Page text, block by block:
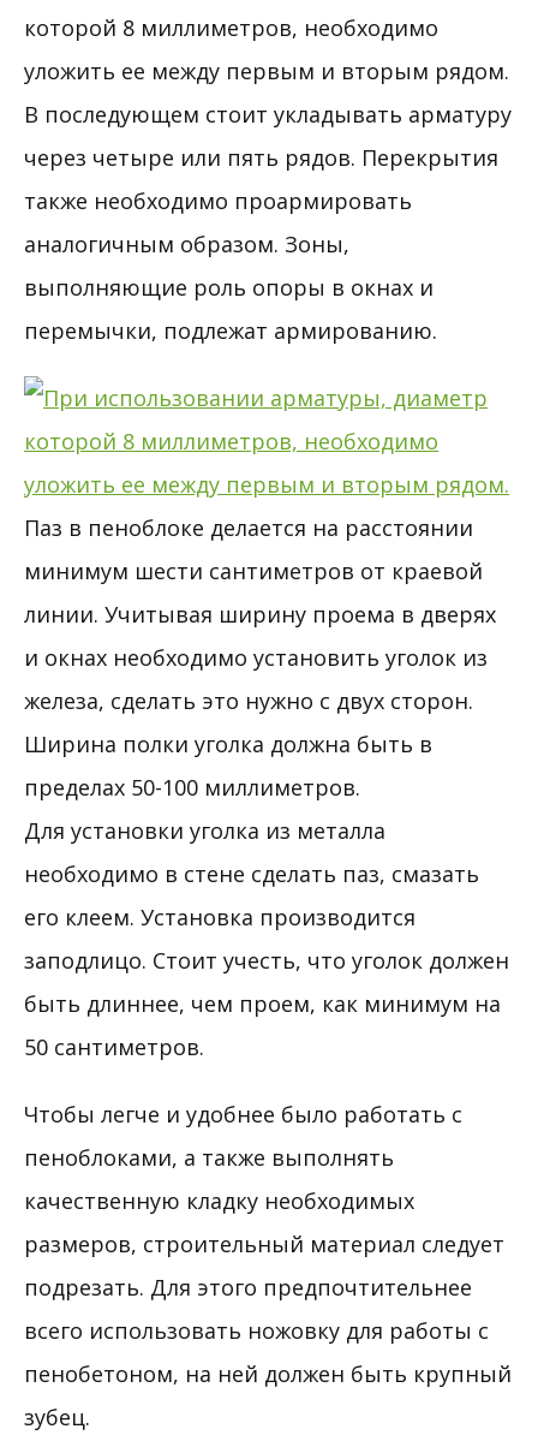
которой 8 миллиметров, необходимо
уложить ее между первым и вторым рядом.
В последующем стоит укладывать арматуру
через четыре или пять рядов. Перекрытия
также необходимо проармировать
аналогичным образом. Зоны,
выполняющие роль опоры в окнах и
перемычки, подлежат армированию.
Паз в пеноблоке делается на расстоянии
минимум шести сантиметров от краевой
линии. Учитывая ширину проема в дверях
и окнах необходимо установить уголок из
железа, сделать это нужно с двух сторон.
Ширина полки уголка должна быть в
пределах 50-100 миллиметров.
Для установки уголка из металла
необходимо в стене сделать паз, смазать
его клеем. Установка производится
заподлицо. Стоит учесть, что уголок должен
быть длиннее, чем проем, как минимум на
50 сантиметров.
Чтобы легче и удобнее было работать с
пеноблоками, а также выполнять
качественную кладку необходимых
размеров, строительный материал следует
подрезать. Для этого предпочтительнее
всего использовать ножовку для работы с
пенобетоном, на ней должен быть крупный
зубец.